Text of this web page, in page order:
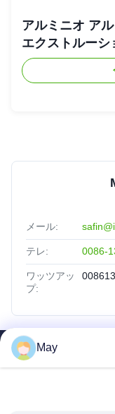
アルミニオ ア
エクストルーシ
メール:
テレ: 0086-
ワッツアッ
プ:
May